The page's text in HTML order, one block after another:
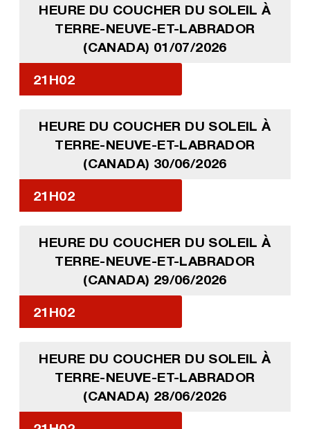
HEURE DU COUCHER DU SOLEIL À
TERRE-NEUVE-ET-LABRADOR
(CANADA) 01/07/2026
21H02
HEURE DU COUCHER DU SOLEIL À
TERRE-NEUVE-ET-LABRADOR
(CANADA) 30/06/2026
21H02
HEURE DU COUCHER DU SOLEIL À
TERRE-NEUVE-ET-LABRADOR
(CANADA) 29/06/2026
21H02
HEURE DU COUCHER DU SOLEIL À
TERRE-NEUVE-ET-LABRADOR
(CANADA) 28/06/2026